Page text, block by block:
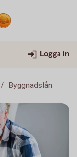
Logga in
Byggnadslån